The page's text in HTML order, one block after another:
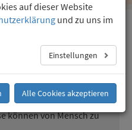
können von Mensch zu
auf dieser Website
und zu uns im
Einstellungen
Alle Cookies akzeptieren